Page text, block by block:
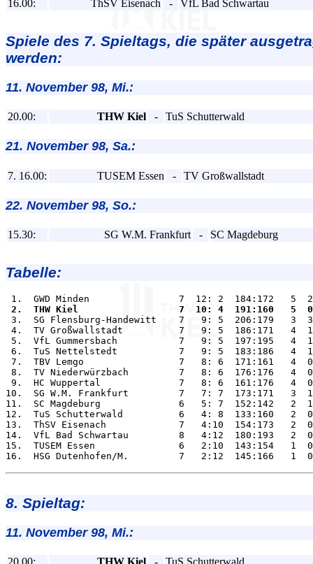
16.00: ThSV Eisenach - VfL Bad Schwartau
Spiele des 7. Spieltags, die später
werden:
11. November 98, Mi.:
20.00: THW Kiel - TuS Schutterwald
21. November 98, Sa.:
7. 16.00: TUSEM Essen - TV Großwallstadt
22. November 98, So.:
15.30: SG W.M. Frankfurt - SC Magdeburg
Tabelle:
2.  THW Kiel                  7  10: 4  191:160   5
3.  SG Flensburg-Handewitt    7   9: 5  206:179   3
4.  TV Großwallstadt          7   9: 5  186:171   4
5.  VfL Gummersbach           7   9: 5  197:195   4
6.  TuS Nettelstedt           7   9: 5  183:186   4
7.  TBV Lemgo                 7   8: 6  171:161   4
8.  TV Niederwürzbach         7   8: 6  176:176   4
9.  HC Wuppertal              7   8: 6  161:176   4
10.  SG W.M. Frankfurt         7   7: 7  173:171   3
11.  SC Magdeburg              6   5: 7  152:142   2
12.  TuS Schutterwald          6   4: 8  133:160   2
13.  ThSV Eisenach             7   4:10  154:173   2
14.  VfL Bad Schwartau         8   4:12  180:193   2
15.  TUSEM Essen               6   2:10  143:154   1
8. Spieltag:
11. November 98, Mi.:
20.00: THW Kiel - TuS Schutterwald